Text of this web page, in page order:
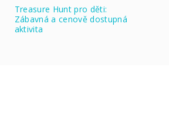
Treasure Hunt pro děti:
Zábavná a cenově dostupná
aktivita